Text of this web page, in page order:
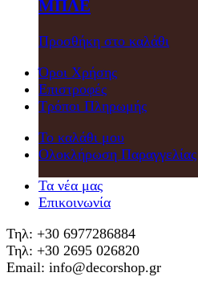
ΜΠΛΕ
Προσθήκη στο καλάθι
Όροι Χρήσης
Επιστροφές
Τρόποι Πληρωμής
Το καλάθι μου
Ολοκλήρωση Παραγγελίας
Τα νέα μας
Επικοινωνία
Τηλ: +30 6977286884
Τηλ: +30 2695 026820
Email: info@decorshop.gr